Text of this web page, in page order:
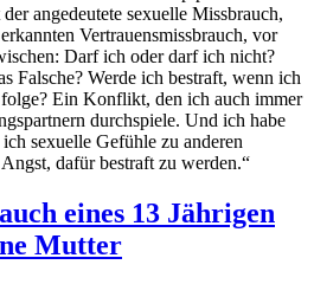
angedeutete sexuelle Missbrauch,
Vertrauensmissbrauch, vor
Darf ich oder darf ich nicht?
Falsche? Werde ich bestraft, wenn ich
Ein Konflikt, den ich auch immer
durchspiele. Und ich habe
sexuelle Gefühle zu anderen
dafür bestraft zu werden.“
eines 13 Jährigen
Mutter